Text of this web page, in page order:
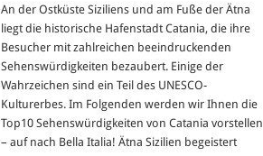
Top10-
in
Catania
An der Ostküste Siziliens und am Fuße der Ätna
liegt die historische Hafenstadt Catania, die ihre
Besucher mit zahlreichen beeindruckenden
Sehenswürdigkeiten bezaubert. Einige der
Wahrzeichen sind ein Teil des UNESCO-
Kulturerbes. Im Folgenden werden wir Ihnen die
Top10 Sehenswürdigkeiten von Catania vorstellen
– auf nach Bella Italia! Ätna Sizilien begeistert